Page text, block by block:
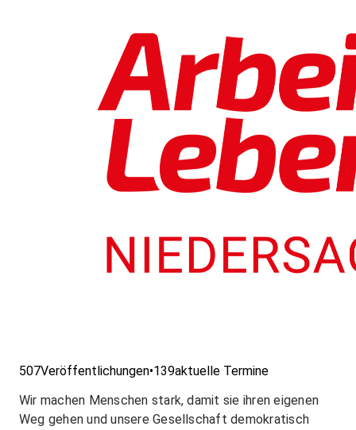
507Veröffentlichungen•139aktuelle Termine
Wir machen Menschen stark, damit sie ihren eigenen
Weg gehen und unsere Gesellschaft demokratisch